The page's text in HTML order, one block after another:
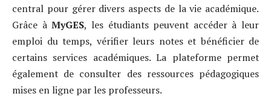
central pour gérer divers aspects de la vie académique.
Grâce àMyGES, les étudiants peuvent accéder à leur
emploi du temps, vérifier leurs notes et bénéficier de
certains services académiques. La plateforme permet
également de consulter des ressources pédagogiques
mises en ligne par les professeurs.